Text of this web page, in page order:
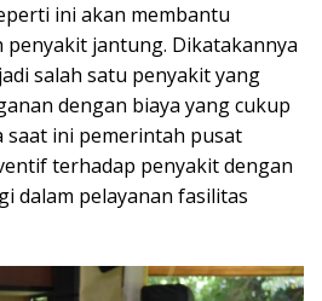
ini akan membantu
penyakit jantung. Dikatakannya
salah satu penyakit yang
dengan biaya yang cukup
saat ini pemerintah pusat
terhadap penyakit dengan
dalam pelayanan fasilitas